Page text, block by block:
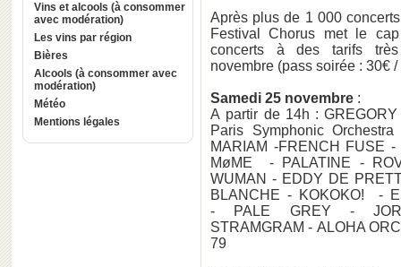
Vins et alcools (à consommer
avec modération)
Les vins par région
Bières
Alcools (à consommer avec
modération)
Météo
Mentions légales
Après plus de 1 000
Festival Chorus met le
concerts à des tarifs
novembre (pass soirée : 30€
Samedi 25 novembre :
A partir de 14h :
Paris Symphonic
MARIAM -FRENCH FUSE
MøME - PALATINE -
WUMAN - EDDY DE
BLANCHE - KOKOKO! -
- PALE GREY -
STRAMGRAM - ALOHA
79